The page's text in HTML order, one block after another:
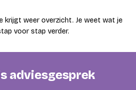
krijgt weer overzicht. Je weet wat je
voor stap verder.
adviesgesprek